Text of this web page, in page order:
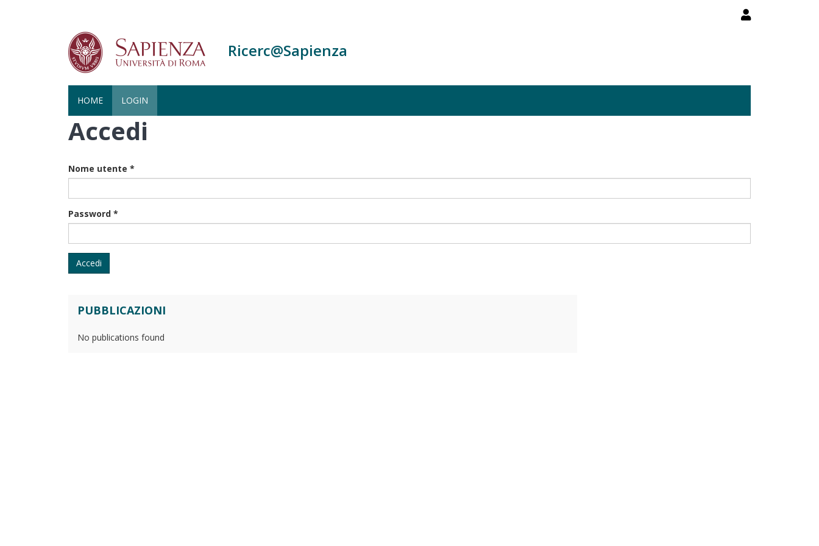
Ricerc@Sapienza
HOME LOGIN
Accedi
Nome utente *
Password *
Accedi
PUBBLICAZIONI
No publications found